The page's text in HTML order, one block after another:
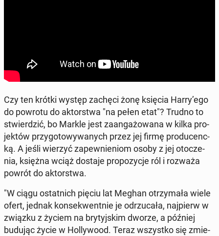
Czy ten krótki występ zachęci żonę księcia Harry’ego
do powrotu do ak­tor­stwa "na pełen etat"? Trudno to
stwier­dzić, bo Markle jest za­an­ga­żo­wa­na w kilka pro­
jek­tów przy­go­to­wy­wa­nych przez jej firmę pro­du­cenc­
ką. A jeśli wierzyć za­pew­nie­niom osoby z jej oto­cze­
nia, księżna wciąż dostaje pro­po­zy­cje ról i rozważa
powrót do ak­tor­stwa.
"W ciągu ostat­nich pięciu lat Meghan otrzy­ma­ła wiele
ofert, jednak kon­se­kwent­nie je od­rzu­ca­ła, naj­pierw w
związku z życiem na bry­tyj­skim dworze, a później
budując życie w Hol­ly­wo­od. Teraz wszyst­ko się zmie­